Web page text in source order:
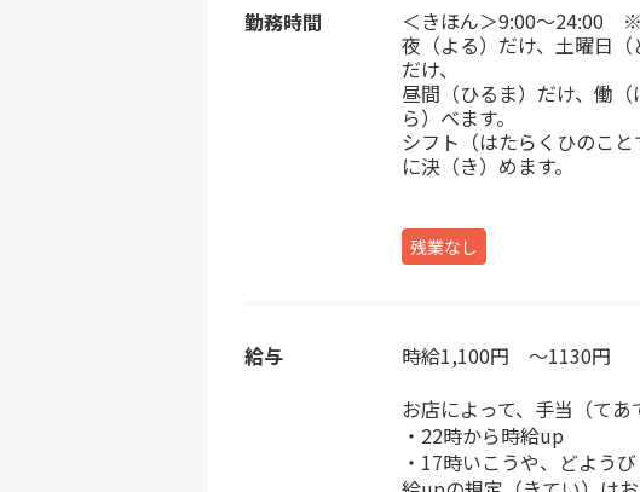
勤務時間
＜きほん＞9:00～24:00 ※
夜（よる）だけ、土曜日（
だけ、
昼間（ひるま）だけ、働
ら）べます。
シフト（はたらくひのこ
に決（き）めます。
残業なし
給与
時給1,100円 ～1130円
お店によって、手当（てあ
・22時から時給up
・17時いこうや、どよう